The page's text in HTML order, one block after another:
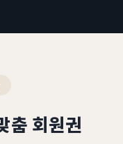
춤 회원권